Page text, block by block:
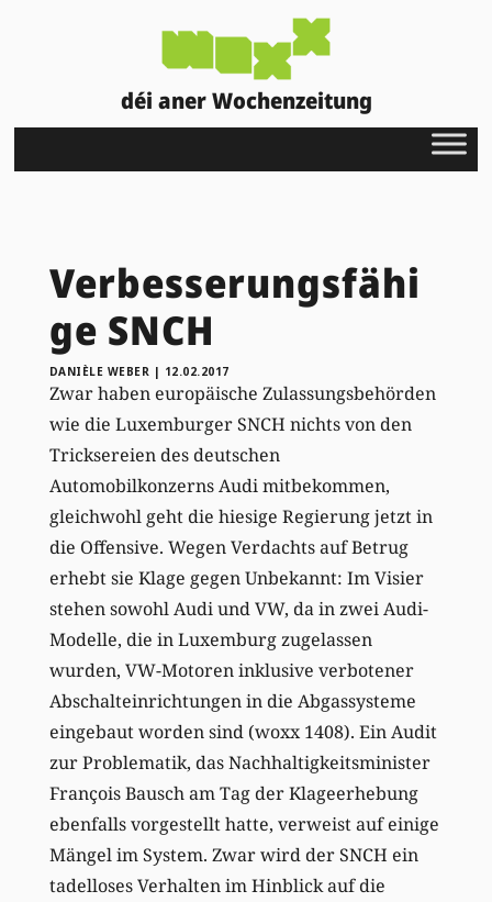
déi aner Wochenzeitung
Verbesserungsfähi
ge SNCH
DANIÈLE WEBER | 12.02.2017
Zwar haben europäische Zulassungsbehörden
wie die Luxemburger SNCH nichts von den
Tricksereien des deutschen
Automobilkonzerns Audi mitbekommen,
gleichwohl geht die hiesige Regierung jetzt in
die Offensive. Wegen Verdachts auf Betrug
erhebt sie Klage gegen Unbekannt: Im Visier
stehen sowohl Audi und VW, da in zwei Audi-
Modelle, die in Luxemburg zugelassen
wurden, VW-Motoren inklusive verbotener
Abschalteinrichtungen in die Abgassysteme
eingebaut worden sind (woxx 1408). Ein Audit
zur Problematik, das Nachhaltigkeitsminister
François Bausch am Tag der Klageerhebung
ebenfalls vorgestellt hatte, verweist auf einige
Mängel im System. Zwar wird der SNCH ein
tadelloses Verhalten im Hinblick auf die